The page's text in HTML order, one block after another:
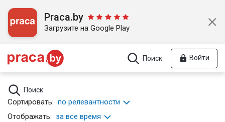
Praca.by
Загрузите на Google Play
Поиск Войти
Поиск
Сортировать: по релевантности
Отображать: за все время